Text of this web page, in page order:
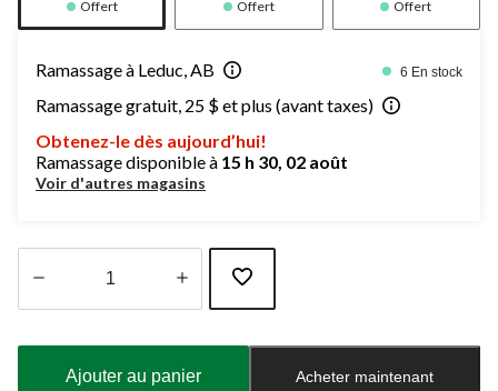
Offert Offert Offert
Ramassage à Leduc, AB 6 En stock
Ramassage gratuit, 25 $ et plus (avant taxes)
Obtenez-le dès aujourd’hui!
Ramassage disponible à 15 h 30, 02 août
Voir d'autres magasins
Ajouter au panier Acheter maintenant